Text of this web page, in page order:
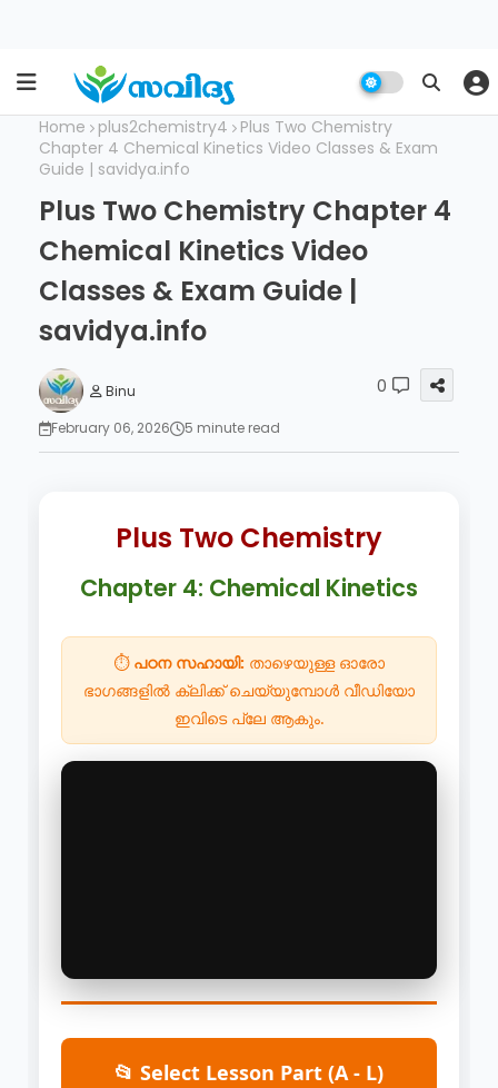
Home plus2chemistry4
Plus Two Chemistry
Chapter 4 Chemical Kinetics Video Classes & Exam
Guide | savidya.info
Plus Two Chemistry Chapter 4
Chemical Kinetics Video
Classes & Exam Guide |
savidya.info
Binu
February 06, 2026
5 minute read
0
Plus Two Chemistry
Chapter 4: Chemical Kinetics
⏱️ പഠന സഹായി: താഴെയുള്ള ഓരോ
ഭാഗങ്ങളിൽ ക്ലിക്ക് ചെയ്യുമ്പോൾ വീഡിയോ
ഇവിടെ പ്ലേ ആകും.
📂 Select Lesson Part (A - L)